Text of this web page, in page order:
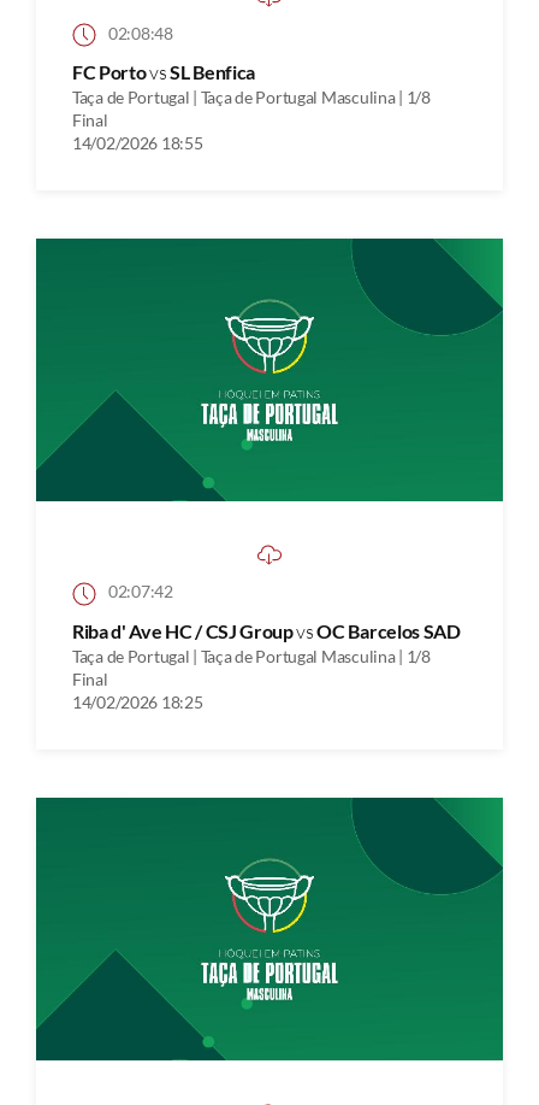
02:08:48
FC PortovsSL Benfica
Taça de Portugal | Taça de Portugal Masculina | 1/8
Final
14/02/2026 18:55
02:07:42
Riba d' Ave HC / CSJ GroupvsOC Barcelos SAD
Taça de Portugal | Taça de Portugal Masculina | 1/8
Final
14/02/2026 18:25